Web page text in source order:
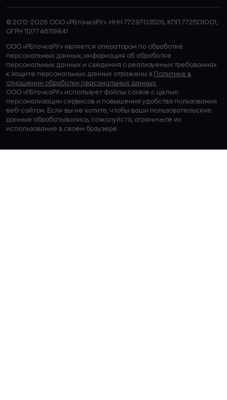
© 2012-2026 ООО «РБточкаРУ». ИНН 7729703526, КПП 772501001,
ОГРН 1127746119841
ООО «РБточкаРУ» является оператором по обработке
персональных данных, информация об обработке
персональных данных и сведения о реализуемых требованиях
к защите персональных данных отражены в Политике в
отношении обработки персональных данных.
ООО «РБточкаРУ» использует файлы cookie с целью
персонализации сервисов и повышения удобства пользования
веб-сайтом. Если вы не хотите, чтобы ваши пользовательские
данные обрабатывались, пожалуйста, ограничьте их
использование в своём браузере.